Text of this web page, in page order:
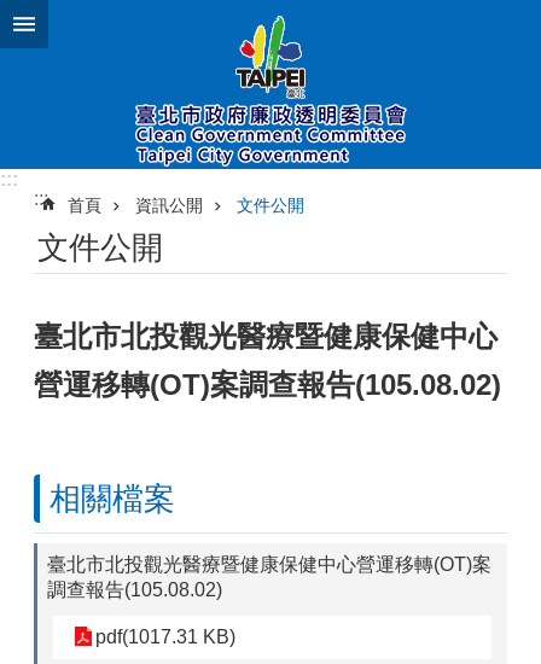
跳到主要內容區塊
:::
:::
首頁 資訊公開 文件公開
文件公開
臺北市北投觀光醫療暨健康保健中心
營運移轉(OT)案調查報告(105.08.02)
相關檔案
臺北市北投觀光醫療暨健康保健中心營運移轉(OT)案
調查報告(105.08.02)
pdf(1017.31 KB)